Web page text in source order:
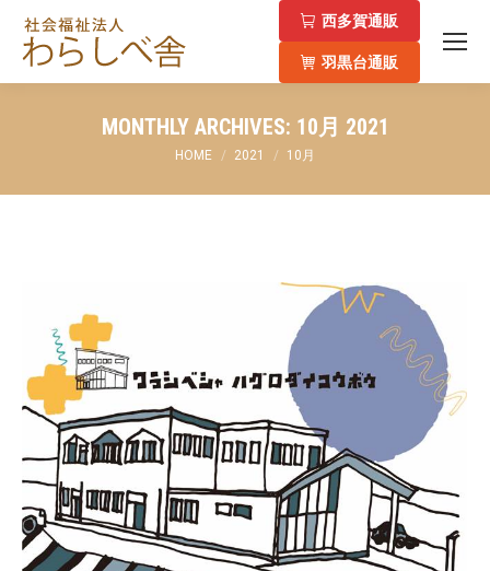
西多賀通販
羽黒台通販
MONTHLY ARCHIVES: 10月 2021
You are here:
HOME 2021 10月